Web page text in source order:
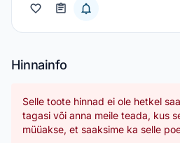
Hinnainfo
Selle toote hinnad ei ole hetkel
tagasi või anna meile teada, kus
müüakse, et saaksime ka selle